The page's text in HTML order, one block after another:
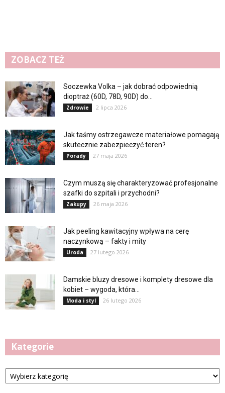
ZOBACZ TEŻ
Soczewka Volka – jak dobrać odpowiednią
dioptraż (60D, 78D, 90D) do...
Zdrowie 2 lipca 2026
Jak taśmy ostrzegawcze materiałowe pomagają
skutecznie zabezpieczyć teren?
Porady 27 maja 2026
Czym muszą się charakteryzować profesjonalne
szafki do szpitali i przychodni?
Zakupy 26 maja 2026
Jak peeling kawitacyjny wpływa na cerę
naczynkową – fakty i mity
Uroda 27 lutego 2026
Damskie bluzy dresowe i komplety dresowe dla
kobiet – wygoda, która...
Moda i styl 26 lutego 2026
Kategorie
Kategorie